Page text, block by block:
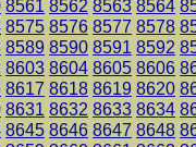
8561 8562 8563 8564
8575 8576 8577 8578
8589 8590 8591 8592
8603 8604 8605 8606
8617 8618 8619 8620
8631 8632 8633 8634
8645 8646 8647 8648